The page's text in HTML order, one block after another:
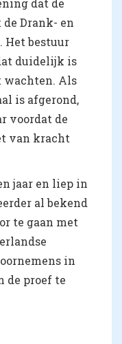
Drank- en
Het bestuur
duidelijk is
wachten. Als
is afgerond,
voordat de
van kracht
jaar en liep in
al bekend
te gaan met
in
de proef te